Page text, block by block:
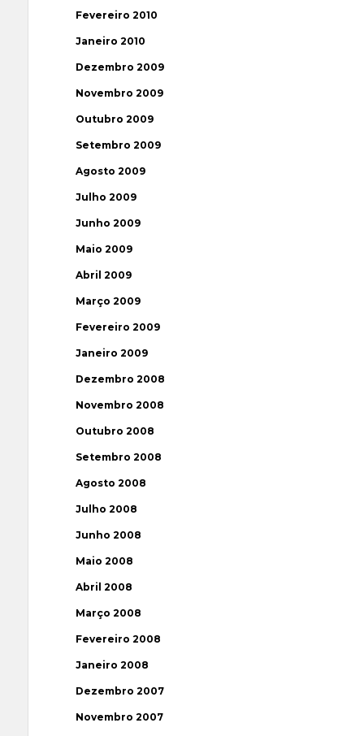
Fevereiro 2010
Janeiro 2010
Dezembro 2009
Novembro 2009
Outubro 2009
Setembro 2009
Agosto 2009
Julho 2009
Junho 2009
Maio 2009
Abril 2009
Março 2009
Fevereiro 2009
Janeiro 2009
Dezembro 2008
Novembro 2008
Outubro 2008
Setembro 2008
Agosto 2008
Julho 2008
Junho 2008
Maio 2008
Abril 2008
Março 2008
Fevereiro 2008
Janeiro 2008
Dezembro 2007
Novembro 2007